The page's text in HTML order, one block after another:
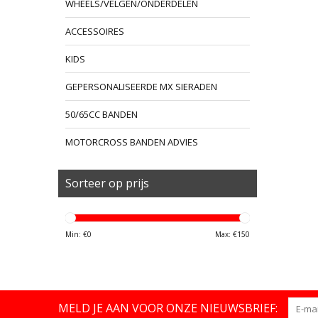
WHEELS/VELGEN/ONDERDELEN
ACCESSOIRES
KIDS
GEPERSONALISEERDE MX SIERADEN
50/65CC BANDEN
MOTORCROSS BANDEN ADVIES
Sorteer op prijs
Min: €0 Max: €150
MELD JE AAN VOOR ONZE NIEUWSBRIEF: